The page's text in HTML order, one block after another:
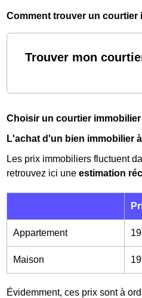
Comment trouver un courtier
Trouver mon
Choisir un courtier
L'achat d'un bien immobilier
Les prix immobiliers fluctuent
retrouvez ici une estimation
Appartement
Maison
Évidemment, ces prix sont à